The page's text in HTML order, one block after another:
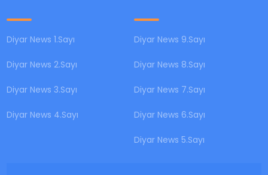
Diyar News 1.Sayı
Diyar News 2.Sayı
Diyar News 3.Sayı
Diyar News 4.Sayı
Diyar News 9.Sayı
Diyar News 8.Sayı
Diyar News 7.Sayı
Diyar News 6.Sayı
Diyar News 5.Sayı